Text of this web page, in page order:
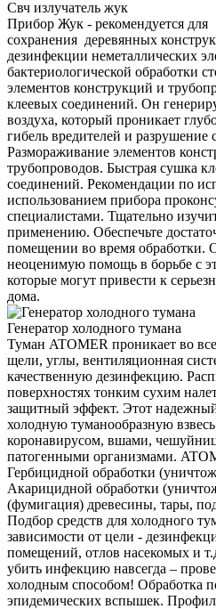
Свч излучатель жук
Прибор Жук - рекомендуется для
сохранения деревянных
дезинфекции неметаллических
бактериологической обработки
элементов конструкций и
клеевых соединений. Он
воздуха, который проникает
гибель вредителей и разрушение
Размораживание элементов
трубопроводов. Быстрая сушка
соединений. Рекомендации по
использованием прибора
специалистами. Тщательно
применению. Обеспечьте
помещении во время обработки.
неоценимую помощь в борьбе с
которые могут привести к
дома.
Генератор холодного тумана
Туман ATOMER проникает во
щели, углы, вентиляционная
качественную дезинфекцию.
поверхностях тонким сухим
защитный эффект. Этот
холодную туманообразную
коронавирусом, вшами,
патогенными организмами.
Гербицидной обработки
Акарицидной обработки
(фумигация) древесины, тары,
Подбор средств для холодного
зависимости от цели -
помещений, отлов насекомых и
убить инфекцию навсегда –
холодным способом! Обработка
эпидемических вспышек.